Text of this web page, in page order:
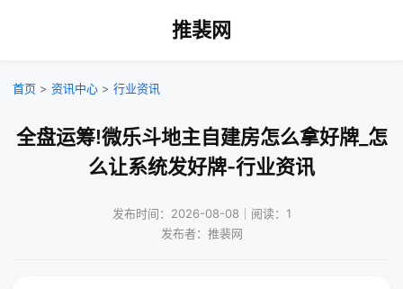
推裴网
首页 > 资讯中心 > 行业资讯
全盘运筹!微乐斗地主自建房怎么拿好牌_怎
么让系统发好牌-行业资讯
发布时间：2026-08-08｜阅读：1
发布者：推裴网